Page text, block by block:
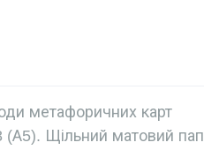
метафоричних карт
(А5). Щільний матовий